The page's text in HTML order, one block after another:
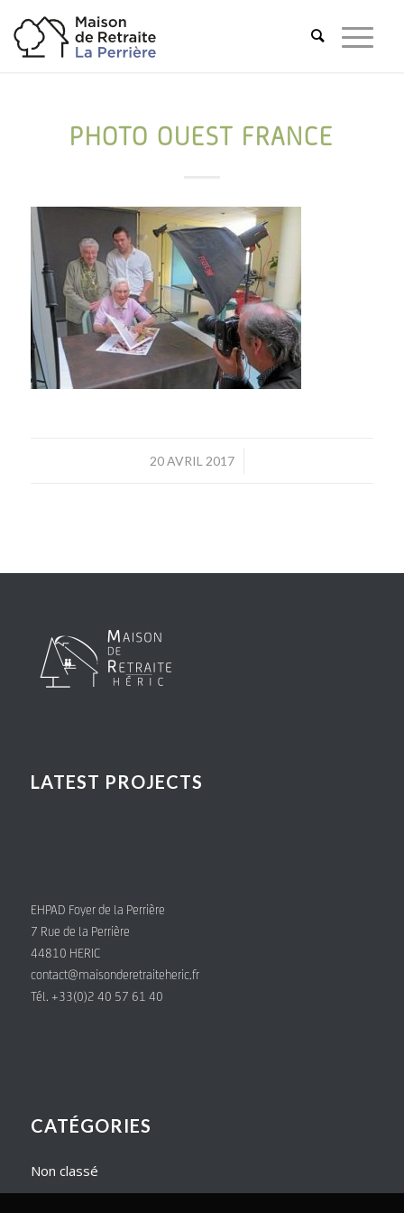
PHOTO OUEST FRANCE
20 AVRIL 2017
/
LATEST PROJECTS
EHPAD Foyer de la Perrière
7 Rue de la Perrière
44810 HERIC
contact@maisonderetraiteheric.fr
Tél. +33(0)2 40 57 61 40
CATÉGORIES
Non classé